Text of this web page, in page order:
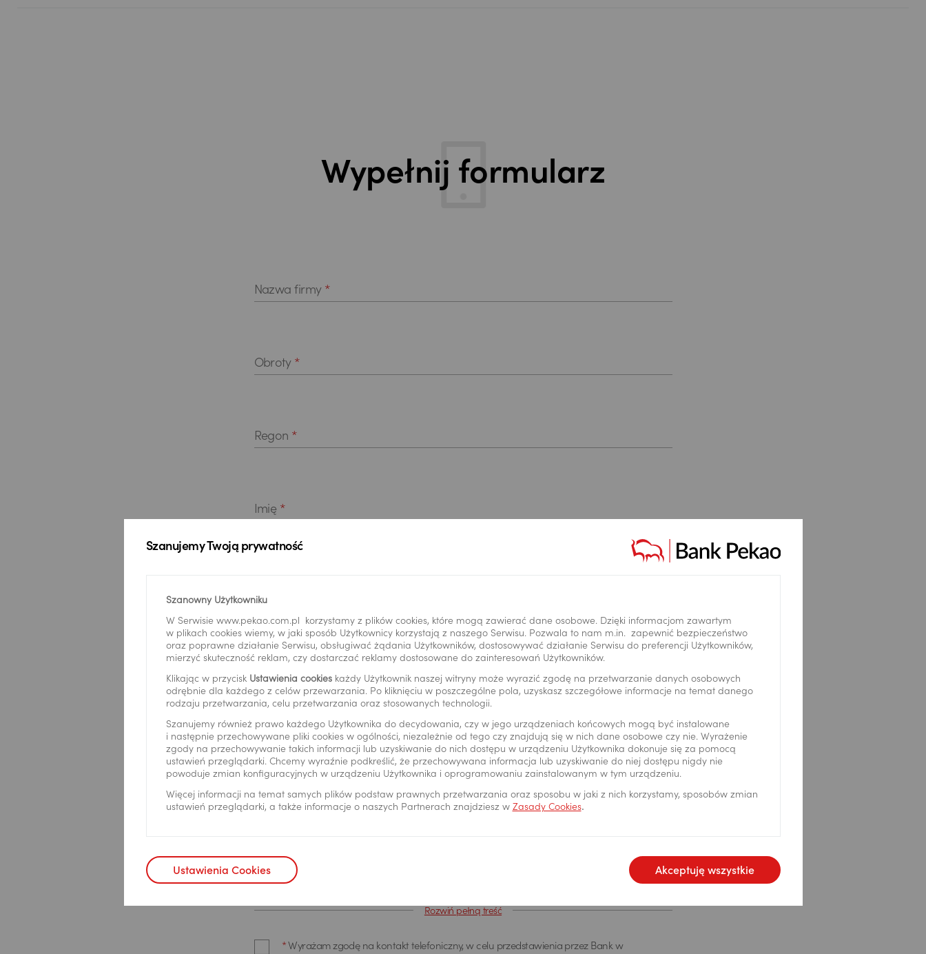
Wypełnij formularz
Nazwa firmy *
Obroty *
Regon *
Imię *
Pora kontaktu
Telefon*
E-mail*
przetwarzania danych osobowych Administrator danych: Administratorem danych jest
Bank Polska Kasa Opieki Spółka Akcyjna z siedzibą w Warszawie, przy ul. Żubra 1 (dalej
poprzez adres email info@pekao.com.pl, telefonicznie pod numerem 519 222 222 lub
skontaktować poprzez adres email: IOD@pekao.com.pl lub pisemnie: Bank Pekao SA -
Rozwiń pełną treść
*Wyrażam zgodę na kontakt telefoniczny, w celu przedstawienia przez Bank w
Szanujemy Twoją prywatność
Szanowny Użytkowniku
W Serwisie www.pekao.com.pl korzystamy z plików cookies, które mogą zawierać dane osobowe. Dzięki informacjom zawartym
w plikach cookies wiemy, w jaki sposób Użytkownicy korzystają z naszego Serwisu. Pozwala to nam m.in. zapewnić bezpieczeństwo
oraz poprawne działanie Serwisu, obsługiwać żądania Użytkowników, dostosowywać działanie Serwisu do preferencji Użytkowników,
mierzyć skuteczność reklam, czy dostarczać reklamy dostosowane do zainteresowań Użytkowników.
Klikając w przycisk Ustawienia cookies każdy Użytkownik naszej witryny może wyrazić zgodę na przetwarzanie danych osobowych
odrębnie dla każdego z celów przewarzania. Po kliknięciu w poszczególne pola, uzyskasz szczegółowe informacje na temat danego
rodzaju przetwarzania, celu przetwarzania oraz stosowanych technologii.
Szanujemy również prawo każdego Użytkownika do decydowania, czy w jego urządzeniach końcowych mogą być instalowane
i następnie przechowywane pliki cookies w ogólności, niezależnie od tego czy znajdują się w nich dane osobowe czy nie. Wyrażenie
zgody na przechowywanie takich informacji lub uzyskiwanie do nich dostępu w urządzeniu Użytkownika dokonuje się za pomocą
ustawień przeglądarki. Chcemy wyraźnie podkreślić, że przechowywana informacja lub uzyskiwanie do niej dostępu nigdy nie
powoduje zmian konfiguracyjnych w urządzeniu Użytkownika i oprogramowaniu zainstalowanym w tym urządzeniu.
Więcej informacji na temat samych plików podstaw prawnych przetwarzania oraz sposobu w jaki z nich korzystamy, sposobów zmian
ustawień przeglądarki, a także informacje o naszych Partnerach znajdziesz w Zasady Cookies.
Ustawienia Cookies Akceptuję wszystkie